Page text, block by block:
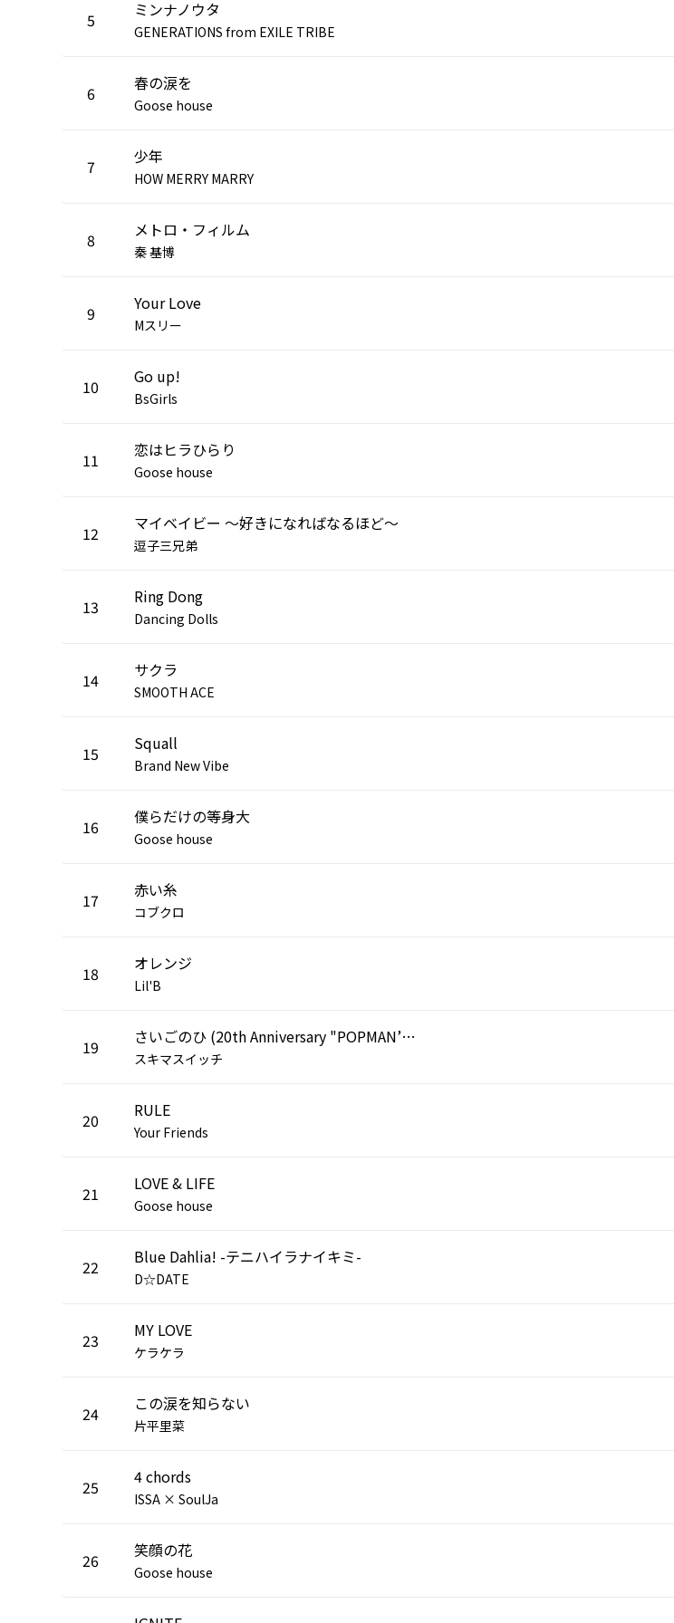
5 ミンナノウタ
GENERATIONS from EXILE TRIBE
6 春の涙を
Goose house
7 少年
HOW MERRY MARRY
8 メトロ・フィルム
秦 基博
9 Your Love
Mスリー
10 Go up!
BsGirls
11 恋はヒラひらり
Goose house
12 マイベイビー ～好きになればなるほど～
逗子三兄弟
13 Ring Dong
Dancing Dolls
14 サクラ
SMOOTH ACE
15 Squall
Brand New Vibe
16 僕らだけの等身大
Goose house
17 赤い糸
コブクロ
18 オレンジ
Lil'B
19 さいごのひ (20th Anniversary "POPMAN’S WORLD 2023 Premium")
スキマスイッチ
20 RULE
Your Friends
21 LOVE & LIFE
Goose house
22 Blue Dahlia! -テニハイラナイキミ-
D☆DATE
23 MY LOVE
ケラケラ
24 この涙を知らない
片平里菜
25 4 chords
ISSA × SoulJa
26 笑顔の花
Goose house